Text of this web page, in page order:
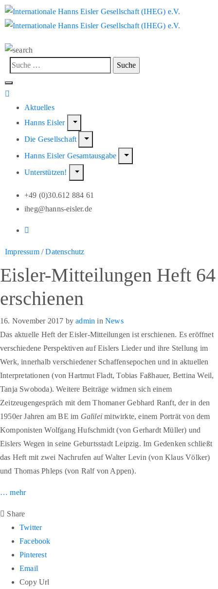
Aktuelles
Hanns Eisler
Die Gesellschaft
Hanns Eisler Gesamtausgabe
Unterstützen!
+49 (0)30.612 884 61
iheg@hanns-eisler.de
Impressum/Datenschutz
Eisler-Mitteilungen Heft 64
erschienen
16. November 2017 by admin in News
Das aktuelle Heft der Eisler-Mitteilungen ist erschienen. Es eröffnet
verschiedene Perspektiven auf Eislers Lieder und ihre Stellung im
Werk, innerhalb verschiedener Schaffensepochen und in aktuellen
Interpretationen (von Hartmut Fladt, Tobias Faßhauer, Bettina Weil,
Tanja Swoboda). Weitere Beiträge widmen sich einem
Zeitzeugengespräch mit dem Thomaner Gebhard Ranft, der in den
1950er Jahren am BE im Galilei mitwirkte, einem Porträt von dem
Komponisten Wolfgang Hufschmidt (von Gerhardt Müller) und
Eislers Wegen in seine Geburtsstadt Leipzig. Im Gedenken schließt
das Heft mit zwei Nachrufen auf Walter Levin (von Klaus Völker)
und Thomas Phleps (von Ralf von Appen).
… mehr
Share
Twitter
Facebook
Pinterest
Email
Copy Url